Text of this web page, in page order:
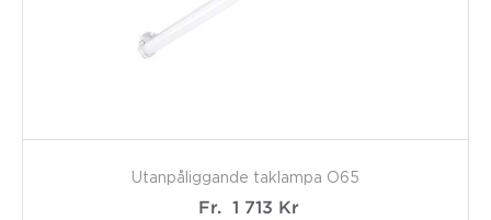
Utanpåliggande taklampa O65
Fr.
1 713 Kr